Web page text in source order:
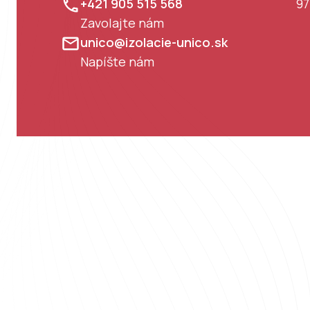
+421 905 515 568
Zavolajte nám
unico@izolacie-unico.sk
Napíšte nám